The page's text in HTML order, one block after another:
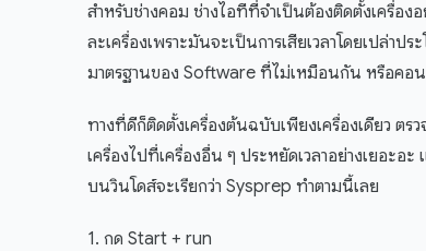
สำหรับช่างคอม ช่างไอทีที่จำเป็นต้องติดตั้งเครื่อ
ละเครื่องเพราะมันจะเป็นการเสียเวลาโดยเปล่า
มาตรฐานของ Software ที่ไม่เหมือนกัน หรือคอ
ทางที่ดีก็ติดตั้งเครื่องต้นฉบับเพียงเครื่องเดียว ต
เครื่องไปที่เครื่องอื่น ๆ ประหยัดเวลาอย่างเยอะอ
บนวินโดส์จะเรียกว่า Sysprep ทำตามนี้เลย
1. กด Start + run